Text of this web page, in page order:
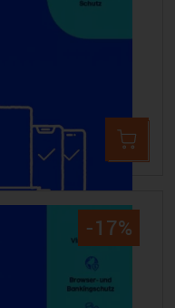
3 Jahre
-17%